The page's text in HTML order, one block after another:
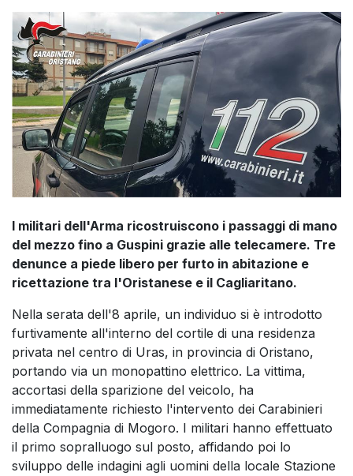
I militari dell'Arma ricostruiscono i passaggi di mano
del mezzo fino a Guspini grazie alle telecamere. Tre
denunce a piede libero per furto in abitazione e
ricettazione tra l'Oristanese e il Cagliaritano.
Nella serata dell'8 aprile, un individuo si è introdotto
furtivamente all'interno del cortile di una residenza
privata nel centro di Uras, in provincia di Oristano,
portando via un monopattino elettrico. La vittima,
accortasi della sparizione del veicolo, ha
immediatamente richiesto l'intervento dei Carabinieri
della Compagnia di Mogoro. I militari hanno effettuato
il primo sopralluogo sul posto, affidando poi lo
sviluppo delle indagini agli uomini della locale Stazione